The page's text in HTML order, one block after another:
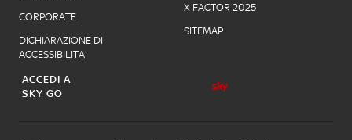
CORPORATE
DICHIARAZIONE DI
ACCESSIBILITA'
X FACTOR 2025
SITEMAP
ACCEDI A
SKY GO